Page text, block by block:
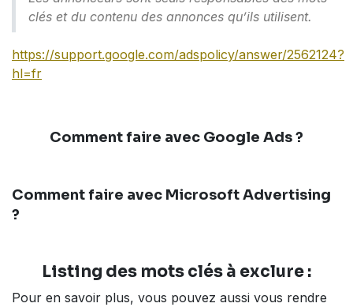
clés et du contenu des annonces qu’ils utilisent.
https://support.google.com/adspolicy/answer/2562124?
hl=fr
Comment faire avec Google Ads ?
Comment faire avec Microsoft Advertising
?
Listing des mots clés à exclure :
Pour en savoir plus, vous pouvez aussi vous rendre